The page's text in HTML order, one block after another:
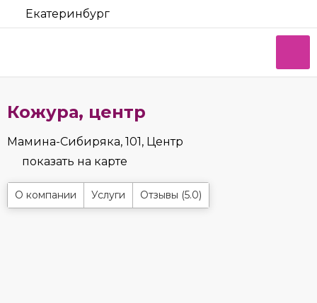
Екатеринбург
Кожура, центр
Мамина-Сибиряка, 101, Центр
показать на карте
О компании Услуги Отзывы (5.0)